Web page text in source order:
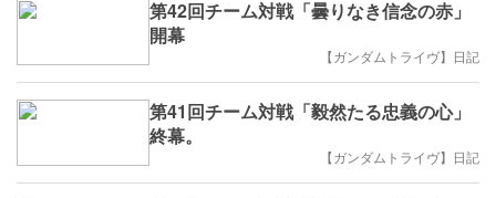
第42回チーム対戦「曇りなき信念の赤」
開幕
【ガンダムトライヴ】日記
第41回チーム対戦「毅然たる忠義の心」
終幕。
【ガンダムトライヴ】日記